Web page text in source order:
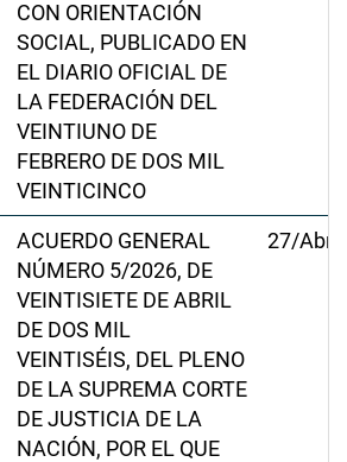
CON ORIENTACIÓN
SOCIAL, PUBLICADO EN
EL DIARIO OFICIAL DE
LA FEDERACIÓN DEL
VEINTIUNO DE
FEBRERO DE DOS MIL
VEINTICINCO
ACUERDO GENERAL
NÚMERO 5/2026, DE
VEINTISIETE DE ABRIL
DE DOS MIL
VEINTISÉIS, DEL PLENO
DE LA SUPREMA CORTE
DE JUSTICIA DE LA
NACIÓN, POR EL QUE
27/Abr/